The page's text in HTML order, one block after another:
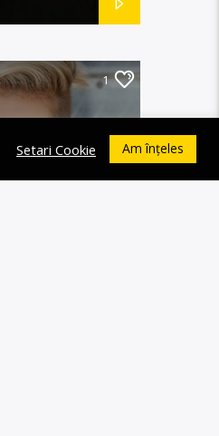
1
Setari Cookie Am înțeles